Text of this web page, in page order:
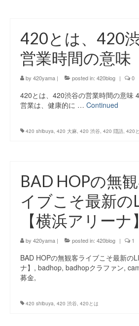
420とは、420
営業時間の意味
by 420yama | posted in: 420blog | 0
420とは、420渋谷の営業時間の意味
営業は、健康的に … Continued
420 shibuya 420 大麻 420 渋谷 420 隠語 420
BAD HOPの無
イブこそ最新の
【横浜アリーナ】
by 420yama | posted in: 420blog | 1
BAD HOPの無観客ライブこそ最新の
ナ】, badhop, badhopクラファン,
募金,
420 shibuya 420 渋谷 420とは